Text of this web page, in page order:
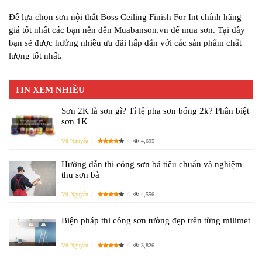
Để lựa chọn sơn nội thất Boss Ceiling Finish For Int chính hãng
giá tốt nhất các bạn nên đến Muabanson.vn để mua sơn. Tại đây
bạn sẽ được hưởng nhiều ưu đãi hấp dẫn với các sản phẩm chất
lượng tốt nhất.
TIN XEM NHIỀU
Sơn 2K là sơn gì? Tỉ lệ pha sơn bóng 2k? Phân biệt
sơn 1K
Vũ Nguyễn 4,695
Hướng dẫn thi công sơn bả tiêu chuẩn và nghiệm
thu sơn bả
Vũ Nguyễn 4,556
Biện pháp thi công sơn tường đẹp trên từng milimet
Vũ Nguyễn 3,826